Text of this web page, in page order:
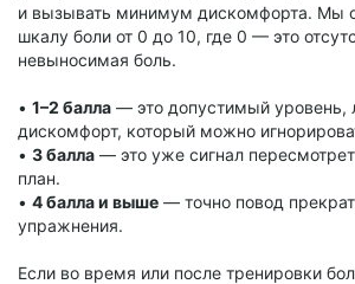
и вызывать минимум дискомфорта. Мы
шкалу боли от 0 до 10, где 0 — это
невыносимая боль.
• 1–2 балла — это допустимый уровень,
дискомфорт, который можно
• 3 балла — это уже сигнал
план.
• 4 балла и выше — точно повод
упражнения.
Если во время или после тренировки